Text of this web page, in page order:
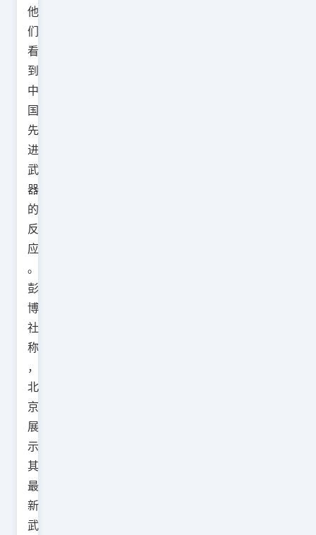
他
们
看
到
中
国
先
进
武
器
的
反
应
。
彭
博
社
称
，
北
京
展
示
其
最
新
武